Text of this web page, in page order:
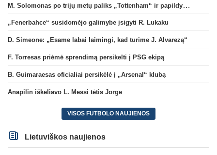
M. Solomonas po trijų metų paliks „Tottenham“ ir papildys „West Ham“ klubą
„Fenerbahce“ susidomėjo galimybe įsigyti R. Lukaku
D. Simeone: „Esame labai laimingi, kad turime J. Alvarezą“
F. Torresas priėmė sprendimą persikelti į PSG ekipą
B. Guimaraesas oficialiai persikėlė į „Arsenal“ klubą
Anapilin iškeliavo L. Messi tėtis Jorge
VISOS FUTBOLO NAUJIENOS
Lietuviškos naujienos